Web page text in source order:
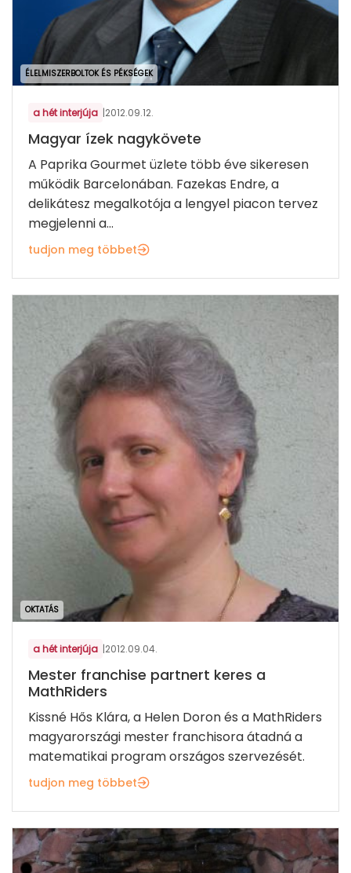
ÉLELMISZERBOLTOK ÉS PÉKSÉGEK
a hét interjúja |2012.09.12.
Magyar ízek nagykövete
A Paprika Gourmet üzlete több éve sikeresen
működik Barcelonában. Fazekas Endre, a
delikátesz megalkotója a lengyel piacon tervez
megjelenni a...
tudjon meg többet
OKTATÁS
a hét interjúja |2012.09.04.
Mester franchise partnert keres a
MathRiders
Kissné Hős Klára, a Helen Doron és a MathRiders
magyarországi mester franchisora átadná a
matematikai program országos szervezését.
tudjon meg többet